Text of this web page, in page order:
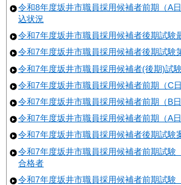
令和8年度坂井市職員採用候補者前期（A
込状況
令和7年度坂井市職員採用候補者後期試験
令和7年度坂井市職員採用候補者後期試験
令和7年度坂井市職員採用候補者(後期)試
令和7年度坂井市職員採用候補者前期（C
令和7年度坂井市職員採用候補者前期（B
令和7年度坂井市職員採用候補者前期（A
令和7年度坂井市職員採用候補者後期試験
令和7年度坂井市職員採用候補者前期試験
合格者
令和7年度坂井市職員採用候補者前期試験